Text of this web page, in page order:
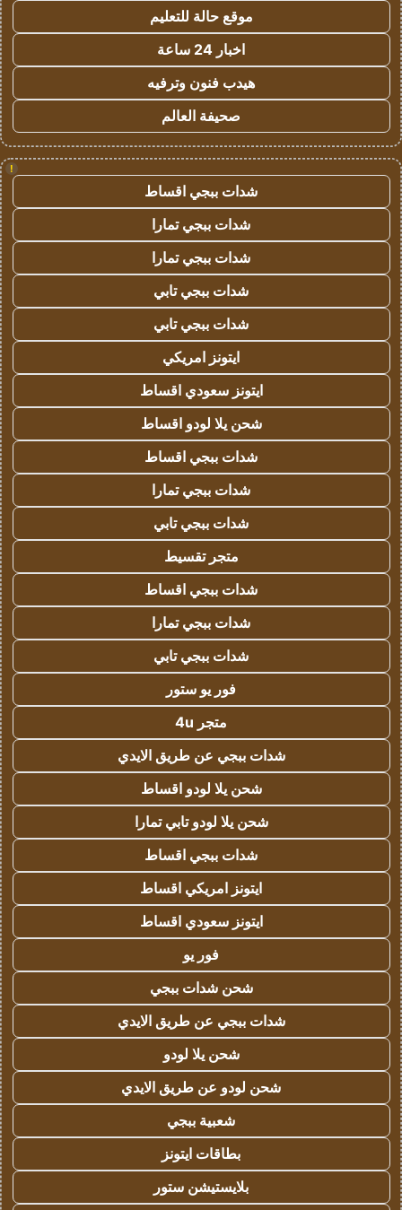
موقع حالة للتعليم
اخبار 24 ساعة
هيدب فنون وترفيه
صحيفة العالم
!
شدات ببجي اقساط
شدات ببجي تمارا
شدات ببجي تمارا
شدات ببجي تابي
شدات ببجي تابي
ايتونز امريكي
ايتونز سعودي اقساط
شحن يلا لودو اقساط
شدات ببجي اقساط
شدات ببجي تمارا
شدات ببجي تابي
متجر تقسيط
شدات ببجي اقساط
شدات ببجي تمارا
شدات ببجي تابي
فور يو ستور
متجر 4u
شدات ببجي عن طريق الايدي
شحن يلا لودو اقساط
شحن يلا لودو تابي تمارا
شدات ببجي اقساط
ايتونز امريكي اقساط
ايتونز سعودي اقساط
فور يو
شحن شدات ببجي
شدات ببجي عن طريق الايدي
شحن يلا لودو
شحن لودو عن طريق الايدي
شعبية ببجي
بطاقات ايتونز
بلايستيشن ستور